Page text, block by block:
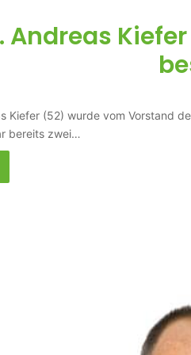
Andreas
Kiefer (52) wurde vom Vorstand
bereits zwei…